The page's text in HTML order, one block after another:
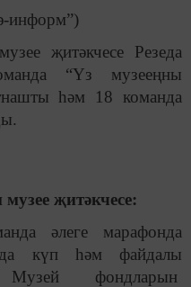
информ”)
җитәкчесе Резеда
“Үз музееңны
һәм 18 команда
җитәкчесе:
әлеге марафонда
күп һәм файдалы
фондларын